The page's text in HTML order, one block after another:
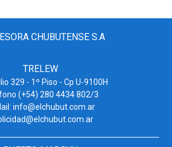
CHUBUTENSE S.A
TRELEW
329 - 1º Piso - Cp U-9100H
(+54) 280 4434 802/3
info@elchubut.com.ar